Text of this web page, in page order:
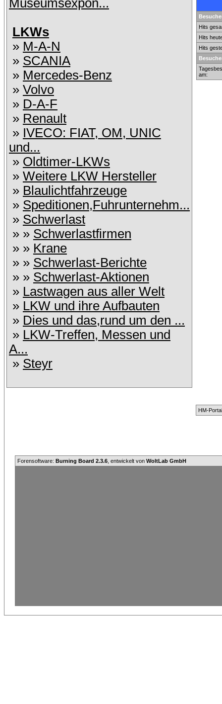
Museumsexpon...
LKWs
» M-A-N
» SCANIA
» Mercedes-Benz
» Volvo
» D-A-F
» Renault
» IVECO: FIAT, OM, UNIC
und...
» Oldtimer-LKWs
» Weitere LKW Hersteller
» Blaulichtfahrzeuge
» Speditionen,Fuhrunternehm...
» Schwerlast
» » Schwerlastfirmen
» » Krane
» » Schwerlast-Berichte
» » Schwerlast-Aktionen
» Lastwagen aus aller Welt
» LKW und ihre Aufbauten
» Dies und das,rund um den ...
» LKW-Treffen, Messen und
A...
» Steyr
Hits
Hits
Hits
am:
HM-
Forensoftware: Burning Board 2.3.6 , entwickelt von WoltLab GmbH